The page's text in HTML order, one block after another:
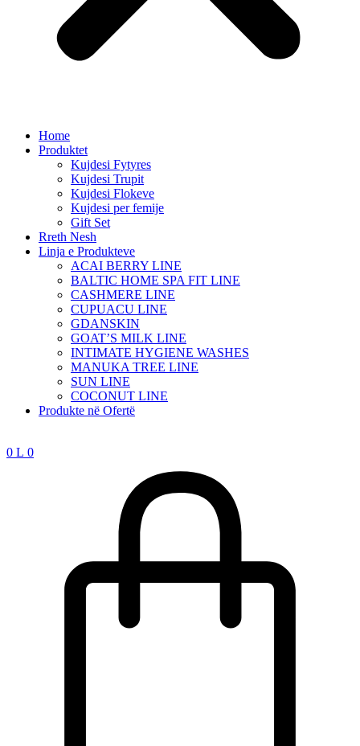
Home
Produktet
Kujdesi Fytyres
Kujdesi Trupit
Kujdesi Flokeve
Kujdesi per femije
Gift Set
Rreth Nesh
Linja e Produkteve
ACAI BERRY LINE
BALTIC HOME SPA FIT LINE
CASHMERE LINE
CUPUACU LINE
GDANSKIN
GOAT’S MILK LINE
INTIMATE HYGIENE WASHES
MANUKA TREE LINE
SUN LINE
COCONUT LINE
Produkte në Ofertë
0 L 0